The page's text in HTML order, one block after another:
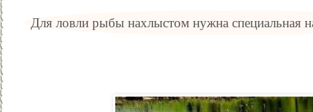
Для ловли рыбы нахлыстом нужна специальная